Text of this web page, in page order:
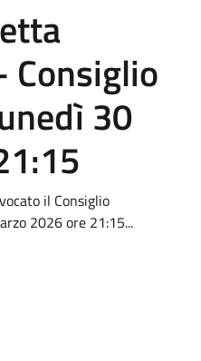
30
il Consiglio
2026 ore 21:15...